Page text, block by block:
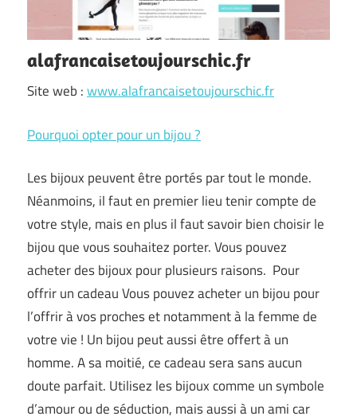
alafrancaisetoujourschic.fr
Site web :www.alafrancaisetoujourschic.fr
Pourquoi opter pour un bijou ?
Les bijoux peuvent être portés par tout le monde.
Néanmoins, il faut en premier lieu tenir compte de
votre style, mais en plus il faut savoir bien choisir le
bijou que vous souhaitez porter. Vous pouvez
acheter des bijoux pour plusieurs raisons. Pour
offrir un cadeau Vous pouvez acheter un bijou pour
l’offrir à vos proches et notamment à la femme de
votre vie ! Un bijou peut aussi être offert à un
homme. A sa moitié, ce cadeau sera sans aucun
doute parfait. Utilisez les bijoux comme un symbole
d’amour ou de séduction, mais aussi à un ami car